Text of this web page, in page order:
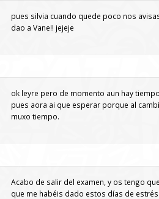
pues silvia cuando quede poco nos
dao a Vane!! jejeje
ok leyre pero de momento aun hay
pues aora ai que esperar porque al
muxo tiempo.
Acabo de salir del examen, y os tengo
que me habéis dado estos días de